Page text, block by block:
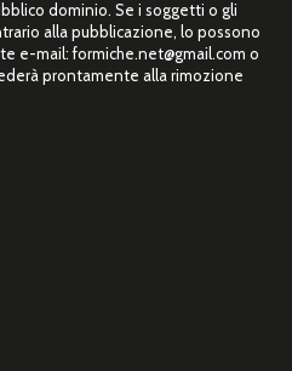
dominio. Se i soggetti o gli
alla pubblicazione, lo possono
e-mail: formiche.net@gmail.com o
prontamente alla rimozione